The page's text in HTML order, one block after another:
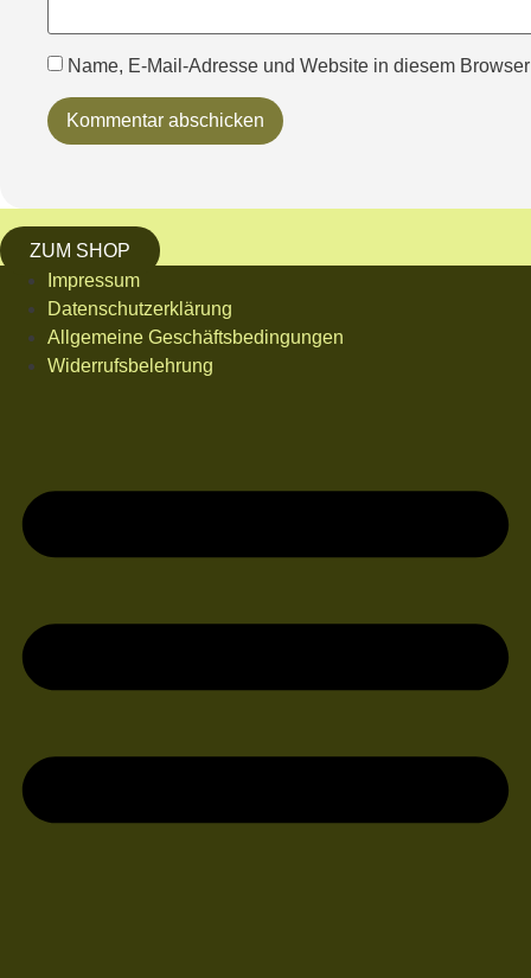
Name, E-Mail-Adresse und Website in diesem
ZUM SHOP
Impressum
Datenschutzerklärung
Allgemeine Geschäftsbedingungen
Widerrufsbelehrung